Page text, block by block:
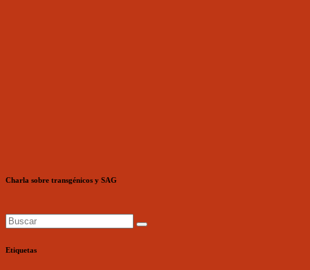
Charla sobre transgénicos y SAG
Etiquetas